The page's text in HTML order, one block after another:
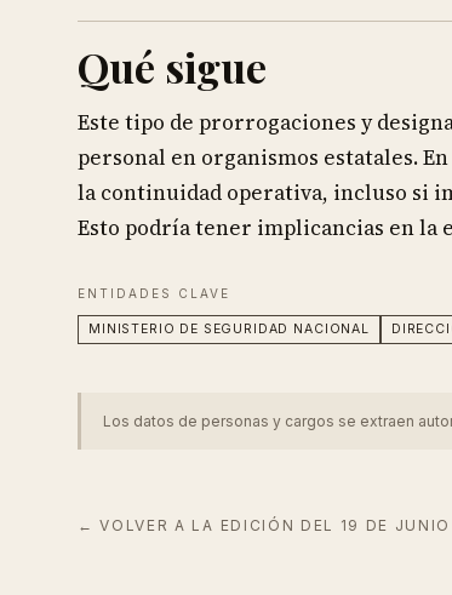
Qué sigue
Este tipo de prorrogaciones y
personal en organismos estatales.
la continuidad operativa, incluso si
Esto podría tener implicancias en la
ENTIDADES CLAVE
MINISTERIO DE SEGURIDAD NACIONAL
Los datos de personas y cargos se extraen
← VOLVER A LA EDICIÓN DEL 19 DE